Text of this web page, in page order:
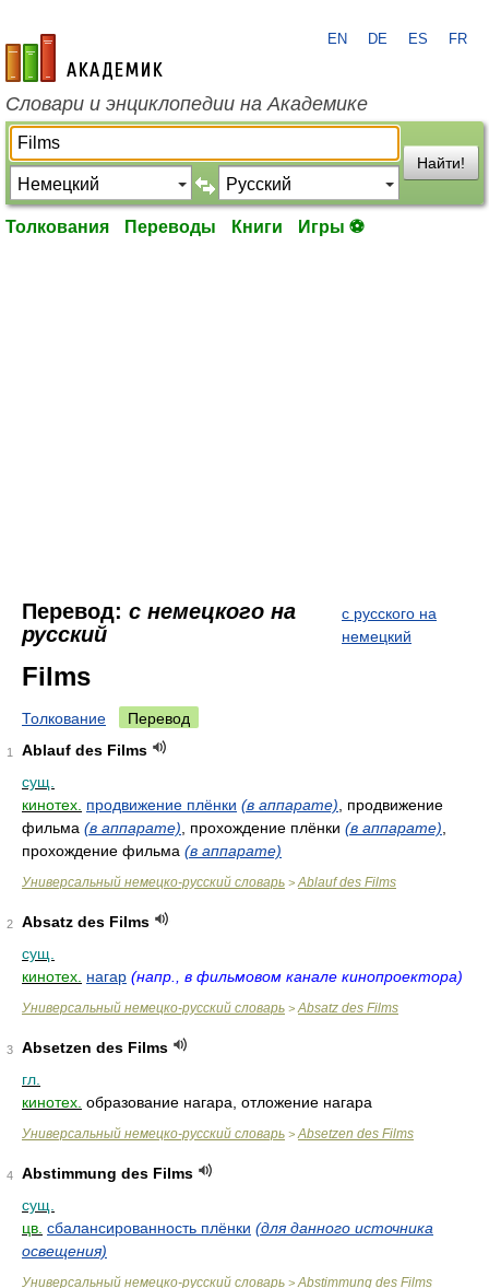
academic.ru
EN DE ES FR
Словари и энциклопедии на Академике
Найти!
Толкования Переводы Книги Игры ⚽
Перевод: с немецкого на
русский
с русского на
немецкий
Films
Толкование Перевод
1
Ablauf des Films
сущ.
кинотех. продвижение плёнки (в аппарате) , продвижение
фильма (в аппарате) , прохождение плёнки (в аппарате)
прохождение фильма (в аппарате)
Универсальный немецко-русский словарь > Ablauf des Films
2
Absatz des Films
сущ.
кинотех. нагар (напр., в фильмовом канале кинопроектора)
Универсальный немецко-русский словарь > Absatz des Films
3
Absetzen des Films
гл.
кинотех. образование нагара, отложение нагара
Универсальный немецко-русский словарь > Absetzen des Films
4
Abstimmung des Films
сущ.
цв. сбалансированность плёнки (для данного источника
освещения)
Универсальный немецко-русский словарь > Abstimmung des Films